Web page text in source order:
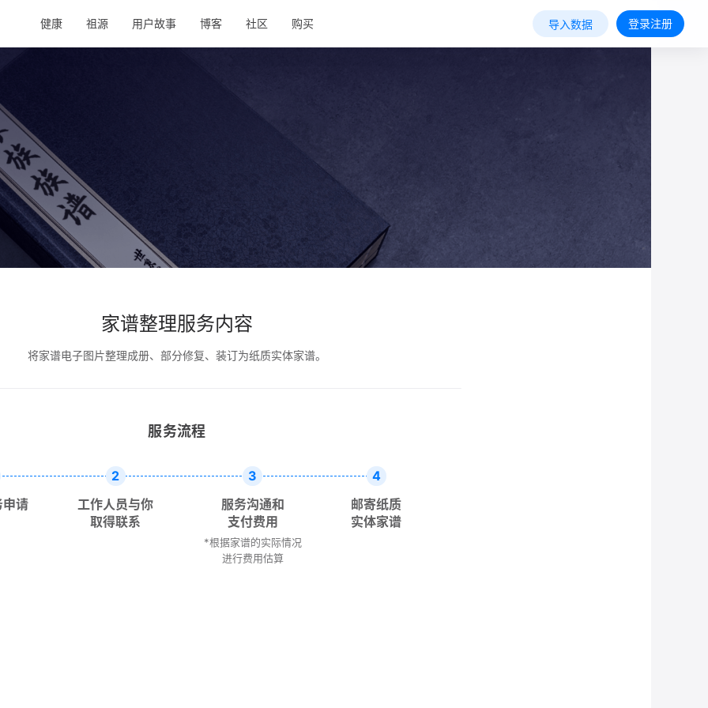
健康 祖源 用户故事 博客 社区 购买 导入数据 登录注册
家谱整理服务内容
将家谱电子图片整理成册、部分修复、装订为纸质实体家谱。
服务流程
申请
2
工作人员与你
取得联系
3
服务沟通和
支付费用
*根据家谱的实际情况
进行费用估算
4
邮寄纸质
实体家谱